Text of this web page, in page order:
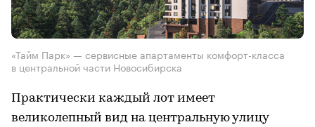
«Тайм Парк» — сервисные апартаменты комфорт-класса
в центральной части Новосибирска
Практически каждый лот имеет
великолепный вид на центральную улицу